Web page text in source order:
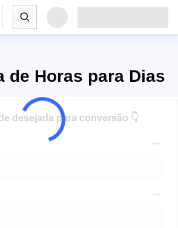
de Horas para Dias
desejada para conversão 👇